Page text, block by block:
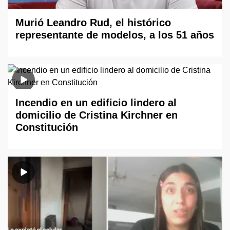
Murió Leandro Rud, el histórico
representante de modelos, a los 51 años
Incendio en un edificio lindero al
domicilio de Cristina Kirchner en
Constitución